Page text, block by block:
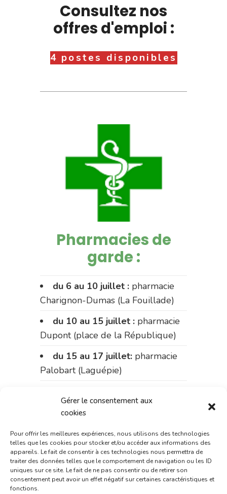
Gérer le consentement aux
cookies
Pour offrir les meilleures expériences, nous utilisons des technologies
telles que les cookies pour stocker et/ou accéder aux informations des
appareils. Le fait de consentir à ces technologies nous permettra de
traiter des données telles que le comportement de navigation ou les ID
uniques sur ce site. Le fait de ne pas consentir ou de retirer son
consentement peut avoir un effet négatif sur certaines caractéristiques et
fonctions.
Consultez nos
offres d'emploi :
4 postes disponibles
Pharmacies de
garde :
du 6 au 10 juillet : pharmacie
Charignon-Dumas (La Fouillade)
du 10 au 15 juillet : pharmacie
Dupont (place de la République)
du 15 au 17 juillet: pharmacie
Palobart (Laguépie)
Carnus (rue Marcellin-Fabre)
Charignon-Dumas (La Fouillade)
du 20 au 24 juillet :pharmacie
Palobart (Laguépie)